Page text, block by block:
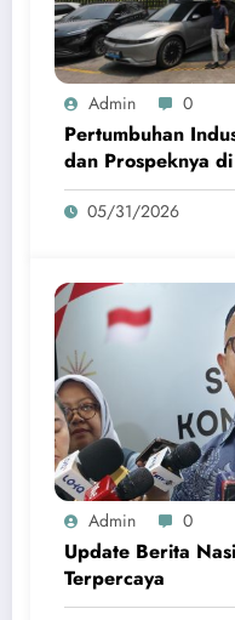
Admin 0
Pertumbuhan
dan Prospeknya
05/31/2026
Admin 0
Update Berita
Terpercaya